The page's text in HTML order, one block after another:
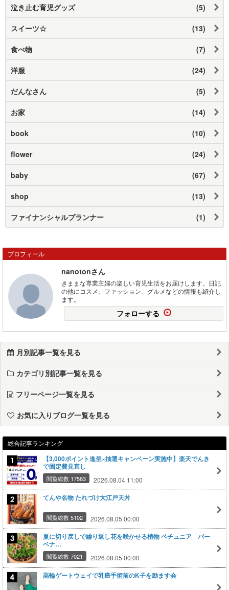
泣き止む育児グッズ (5)
スイーツ☆ (13)
食べ物 (7)
洋服 (24)
だんなさん (5)
お家 (14)
book (10)
flower (24)
baby (67)
shop (13)
ファイナンシャルプランナー (1)
プロフィール
nanotonさん
きままな専業主婦の楽しい育児生活をお届けします。日記
の他にコスメ、ファッション、グルメなどの情報も紹介し
ます。
フォローする
月別記事一覧を見る
カテゴリ別記事一覧を見る
フリーページ一覧を見る
お気に入りブログ一覧を見る
総合記事ランキング
【3,000ポイント進呈×抽選キャンペーン実施中】楽天でんき
で固定費見直し
閲覧総数 17563 2026.08.04 11:00
てんや名物 たれづけ大江戸天丼
閲覧総数 5102 2026.08.05 00:00
夏に切り戻しで繰り返し花を咲かせる植物 ペチュニア バー
ベナ…
閲覧総数 7021 2026.08.05 00:00
高輪ゲートウェイで乳癌手術前のK子を励ます会